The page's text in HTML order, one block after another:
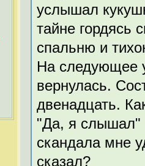
услышал
тайне гордясь
спальню и
На следующее
вернулась.
двенадцать.
"Да, я слышал"
скандала мне
сказал?